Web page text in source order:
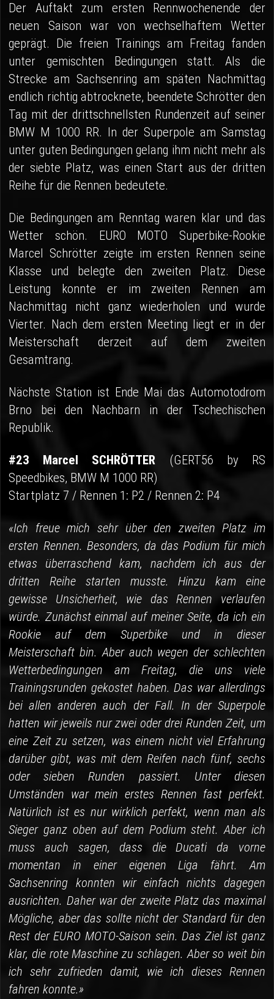
Der Auftakt zum ersten Rennwochenende der
neuen Saison war von wechselhaftem Wetter
geprägt. Die freien Trainings am Freitag fanden
unter gemischten Bedingungen statt. Als die
Strecke am Sachsenring am späten Nachmittag
endlich richtig abtrocknete, beendete Schrötter den
Tag mit der drittschnellsten Rundenzeit auf seiner
BMW M 1000 RR. In der Superpole am Samstag
unter guten Bedingungen gelang ihm nicht mehr als
der siebte Platz, was einen Start aus der dritten
Reihe für die Rennen bedeutete.
Die Bedingungen am Renntag waren klar und das
Wetter schön. EURO MOTO Superbike-Rookie
Marcel Schrötter zeigte im ersten Rennen seine
Klasse und belegte den zweiten Platz. Diese
Leistung konnte er im zweiten Rennen am
Nachmittag nicht ganz wiederholen und wurde
Vierter. Nach dem ersten Meeting liegt er in der
Meisterschaft derzeit auf dem zweiten
Gesamtrang.
Nächste Station ist Ende Mai das Automotodrom
Brno bei den Nachbarn in der Tschechischen
Republik.
#23 Marcel SCHRÖTTER (GERT56 by RS
Speedbikes, BMW M 1000 RR)
Startplatz 7 / Rennen 1: P2 / Rennen 2: P4
«Ich freue mich sehr über den zweiten Platz im
ersten Rennen. Besonders, da das Podium für mich
etwas überraschend kam, nachdem ich aus der
dritten Reihe starten musste. Hinzu kam eine
gewisse Unsicherheit, wie das Rennen verlaufen
würde. Zunächst einmal auf meiner Seite, da ich ein
Rookie auf dem Superbike und in dieser
Meisterschaft bin. Aber auch wegen der schlechten
Wetterbedingungen am Freitag, die uns viele
Trainingsrunden gekostet haben. Das war allerdings
bei allen anderen auch der Fall. In der Superpole
hatten wir jeweils nur zwei oder drei Runden Zeit, um
eine Zeit zu setzen, was einem nicht viel Erfahrung
darüber gibt, was mit dem Reifen nach fünf, sechs
oder sieben Runden passiert. Unter diesen
Umständen war mein erstes Rennen fast perfekt.
Natürlich ist es nur wirklich perfekt, wenn man als
Sieger ganz oben auf dem Podium steht. Aber ich
muss auch sagen, dass die Ducati da vorne
momentan in einer eigenen Liga fährt. Am
Sachsenring konnten wir einfach nichts dagegen
ausrichten. Daher war der zweite Platz das maximal
Mögliche, aber das sollte nicht der Standard für den
Rest der EURO MOTO-Saison sein. Das Ziel ist ganz
klar, die rote Maschine zu schlagen. Aber so weit bin
ich sehr zufrieden damit, wie ich dieses Rennen
fahren konnte.»